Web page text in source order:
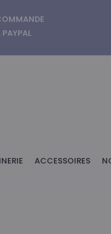
ACCESSOIRES